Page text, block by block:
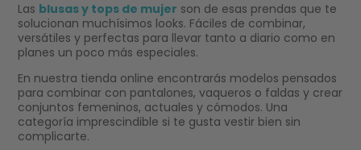
Las blusas y tops de mujer son de esas prendas que te
solucionan muchísimos looks. Fáciles de combinar,
versátiles y perfectas para llevar tanto a diario como en
planes un poco más especiales.
En nuestra tienda online encontrarás modelos pensados
para combinar con pantalones, vaqueros o faldas y crear
conjuntos femeninos, actuales y cómodos. Una
categoría imprescindible si te gusta vestir bien sin
complicarte.